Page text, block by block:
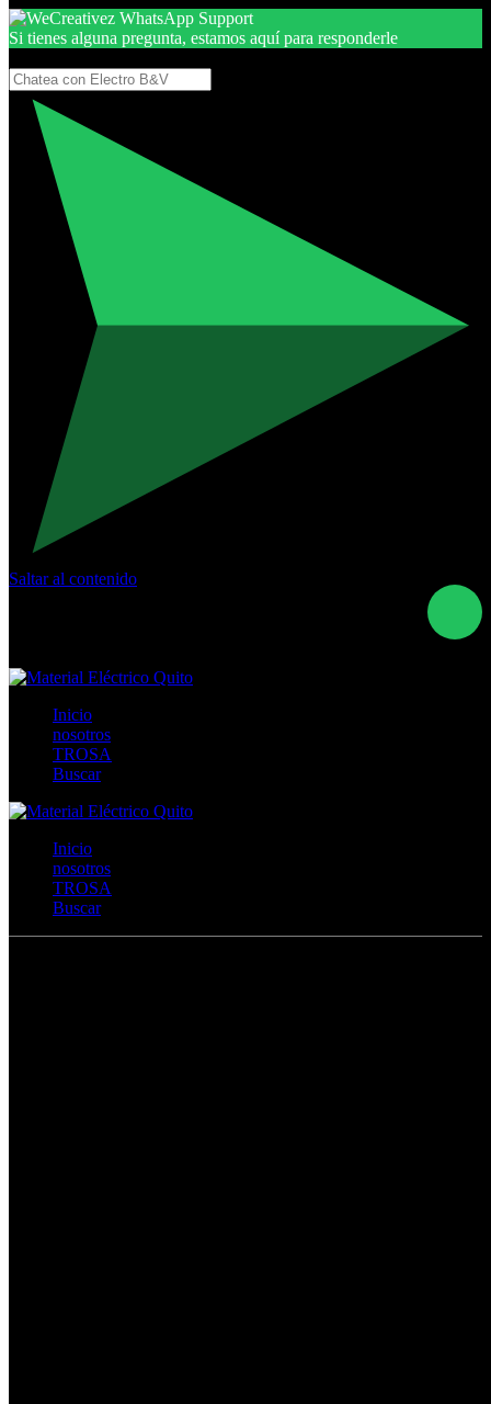
Si tienes alguna pregunta, estamos aquí para responderle
Saltar al contenido
Inicio
nosotros
TROSA
Buscar
Inicio
nosotros
TROSA
Buscar